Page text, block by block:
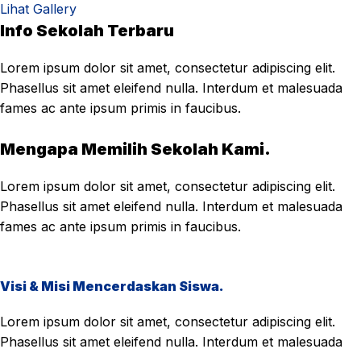
Lihat Gallery
Info Sekolah Terbaru
Lorem ipsum dolor sit amet, consectetur adipiscing elit.
Phasellus sit amet eleifend nulla. Interdum et malesuada
fames ac ante ipsum primis in faucibus.
Mengapa Memilih Sekolah Kami.
Lorem ipsum dolor sit amet, consectetur adipiscing elit.
Phasellus sit amet eleifend nulla. Interdum et malesuada
fames ac ante ipsum primis in faucibus.
Visi & Misi Mencerdaskan Siswa.
Lorem ipsum dolor sit amet, consectetur adipiscing elit.
Phasellus sit amet eleifend nulla. Interdum et malesuada